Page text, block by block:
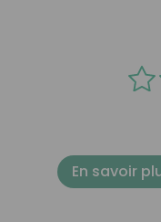
En savoir